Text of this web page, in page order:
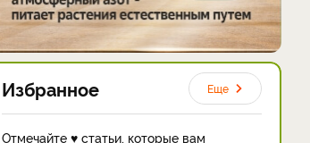
Избранное Еще
Отмечайте ♥ статьи, которые вам